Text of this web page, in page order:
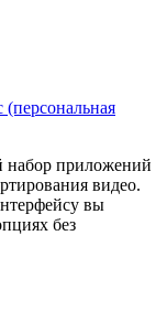
набор приложений
видео.
вы
без